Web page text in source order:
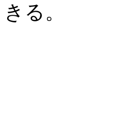
きる。